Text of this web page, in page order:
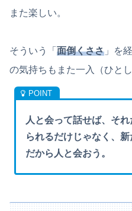
また楽しい。
そういう「 面倒くささ 」を
の気持ちもまた一入（ひと
人と会って話せば、そ
られるだけじゃなく、新
だから人と会おう。